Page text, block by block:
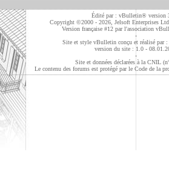
Édité par : vBulletin® version
Copyright ©2000 - 2026, Jelsoft Enterprises
Version française #12 parl'association
-
Site et style vBulletin conçu et réalisé par
version du site : 1.0 -
-
Site et données déclarées à la CNIL
Le contenu des forums est protégé par le Code de la